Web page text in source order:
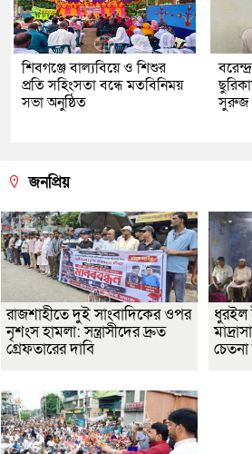
শিবগঞ্জে বাল্যবিয়ে ও শিশুর
প্রতি সহিংসতা বন্ধে মতবিনিময়
সভা অনুষ্ঠিত
সুরুজ
জনপ্রিয়
রাজশাহীতে দুই সাংবাদিকের ওপর
নৃশংস হামলা: সন্ত্রাসীদের দ্রুত
গ্রেফতারের দাবি
ধুরইল
চেতনা